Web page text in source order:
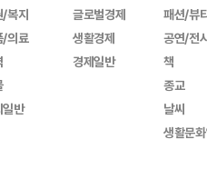
/복지
/의료
반
글로벌경제
생활경제
경제일반
패션/뷰
공연/전
책
종교
날씨
생활문